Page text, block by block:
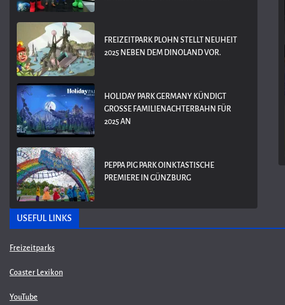
FREIZEITPARK PLOHN STELLT NEUHEIT
2025 NEBEN DEM DINOLAND VOR.
HOLIDAY PARK GERMANY KÜNDIGT
GROSSE FAMILIENACHTERBAHN FÜR 2
025 AN
PEPPA PIG PARK OINKTASTISCHE
PREMIERE IN GÜNZBURG
USEFUL LINKS
Freizeitparks
Coaster Lexikon
YouTube